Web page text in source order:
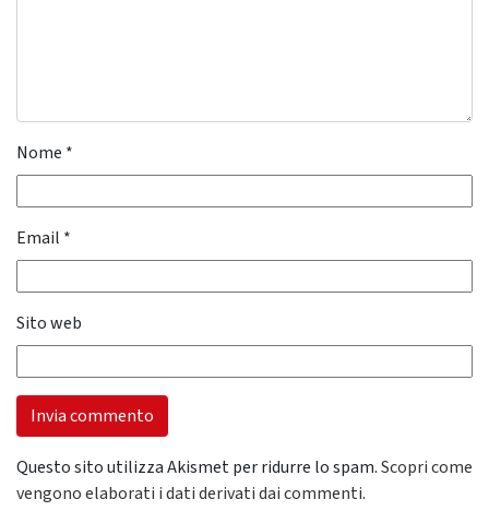
Nome *
Email *
Sito web
Questo sito utilizza Akismet per ridurre lo spam.Scopri come
vengono elaborati i dati derivati dai commenti.